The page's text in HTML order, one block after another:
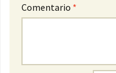
Comentario *